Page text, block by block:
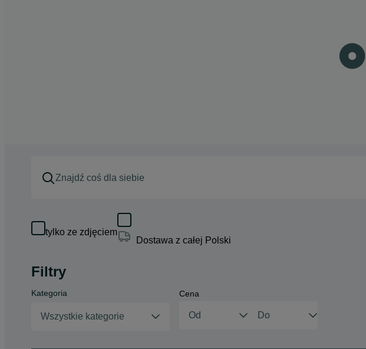
tylko ze zdjęciem
Dostawa z całej Polski
Filtry
Kategoria
Wszystkie kategorie
Cena